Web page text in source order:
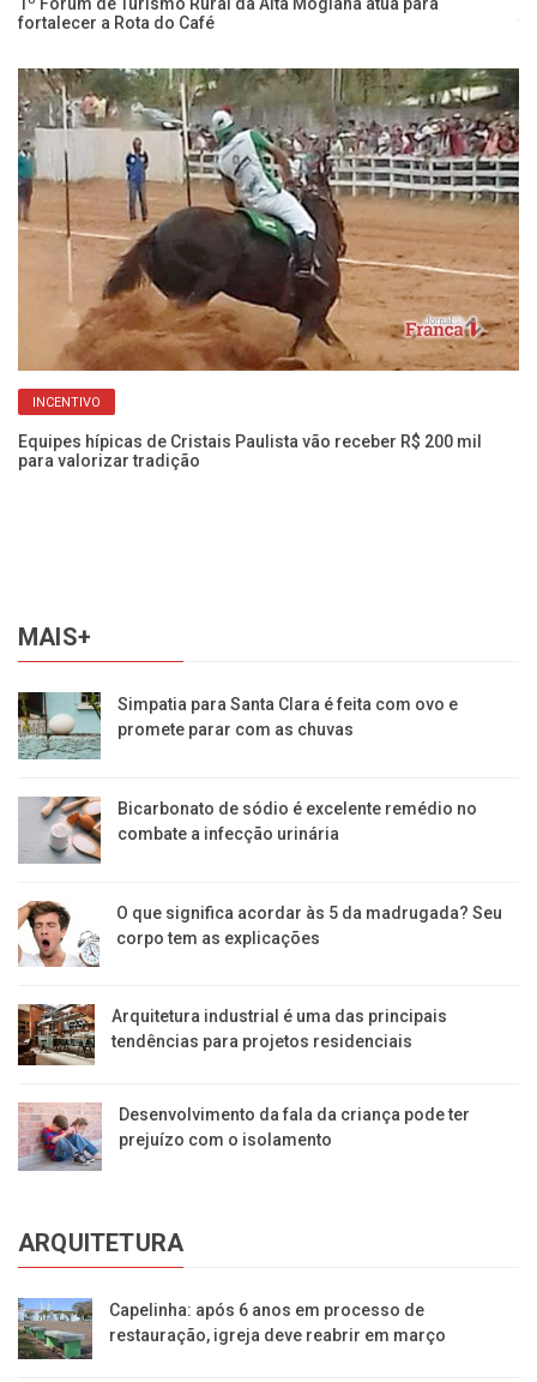
fortalecer a Rota do Café
INCENTIVO
Equipes hípicas de Cristais Paulista vão receber R$ 200 mil
para valorizar tradição
MAIS+
Simpatia para Santa Clara é feita com ovo e
promete parar com as chuvas
Bicarbonato de sódio é excelente remédio no
combate a infecção urinária
O que significa acordar às 5 da madrugada? Seu
corpo tem as explicações
Arquitetura industrial é uma das principais
tendências para projetos residenciais
Desenvolvimento da fala da criança pode ter
prejuízo com o isolamento
ARQUITETURA
Capelinha: após 6 anos em processo de
restauração, igreja deve reabrir em março